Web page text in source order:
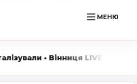
МЕНЮ
стежить за головними